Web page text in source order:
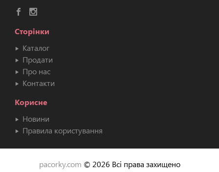
Сторінки
Каталог
Продати
Про нас
Контакти
Корисне
Новини
Правила користування
pacorky.com © 2026 Всі права захищено